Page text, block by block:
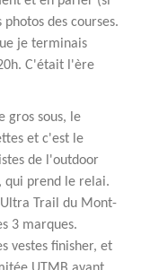
des courses.
je terminais
C'était l'ère
gros sous, le
et c'est le
de l'outdoor
qui prend le relai.
Trail du Mont-
3 marques.
vestes finisher, et